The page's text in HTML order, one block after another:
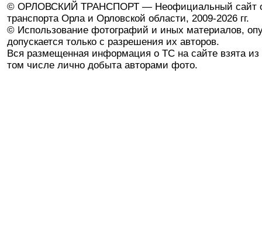
© ОРЛОВСКИЙ ТРАНСПОРТ — Неофициальный сайт
транспорта Орла и Орловской области, 2009-2026 гг.
© Использование фотографий и иных материалов,
допускается только с разрешения их авторов.
Вся размещенная информация о ТС на сайте взята из
том числе лично добыта авторами фото.